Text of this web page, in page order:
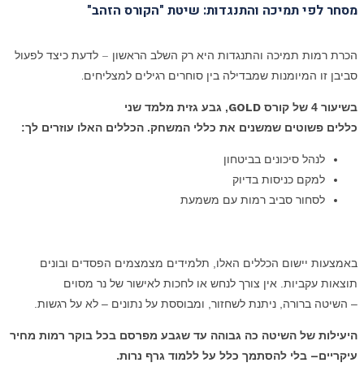
מסחר לפי תמיכה והתנגדות: שיטת "הקורס הזהב"
הכרת רמות תמיכה והתנגדות היא רק השלב הראשון – לדעת כיצד לפעול
סביבן זו המיומנות שמבדילה בין סוחרים רגילים למצליחים.
בשיעור 4 של קורס GOLD, גבע גזית מלמד שני
כללים פשוטים שמשנים את כללי המשחק. הכללים האלו עוזרים לך:
לנהל סיכונים בביטחון
למקם כניסות בדיוק
לסחור סביב רמות עם משמעת
באמצעות יישום הכללים האלו, תלמידים מצמצמים הפסדים ובונים
תוצאות עקביות. אין צורך לנחש או לחכות לאישור של נר מסוים
– השיטה ברורה, ניתנת לשחזור, ומבוססת על נתונים – לא על רגשות.
היעילות של השיטה כה גבוהה עד שגבע מפרסם בכל בוקר רמות מחיר
עיקריים– בלי להסתמך כלל על ללמוד גרף נרות.